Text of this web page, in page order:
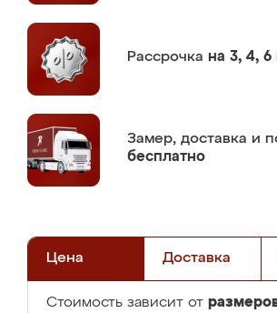
Рассрочка на 3, 4, 6
Замер, доставка и
бесплатно
Цена Доставка
Стоимость зависит от